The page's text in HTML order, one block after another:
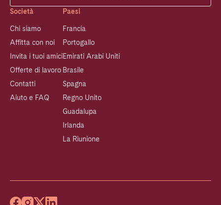
Società
Chi siamo
Affitta con noi
Invita i tuoi amici
Offerte di lavoro
Contatti
Aiuto e FAQ
Paesi
Francia
Portogallo
Emirati Arabi Uniti
Brasile
Spagna
Regno Unito
Guadalupa
Irlanda
La Riunione